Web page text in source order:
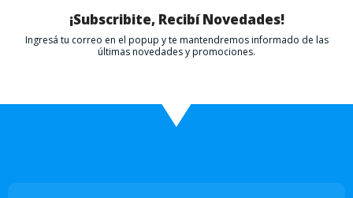
¡Subscribite, Recibí Novedades!
Ingresá tu correo en el popup y te mantendremos informado de las
últimas novedades y promociones.